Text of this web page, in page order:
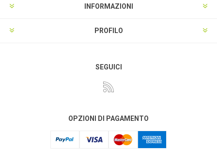
INFORMAZIONI
PROFILO
SEGUICI
OPZIONI DI PAGAMENTO